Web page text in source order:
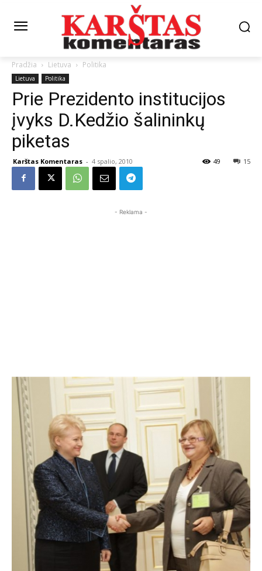
Pradžia Lietuva Politika
Lietuva Politika
Prie Prezidento institucijos
įvyks D.Kedžio šalininkų
piketas
Karštas Komentaras - 4 spalio, 2010 15
49
- Reklama -